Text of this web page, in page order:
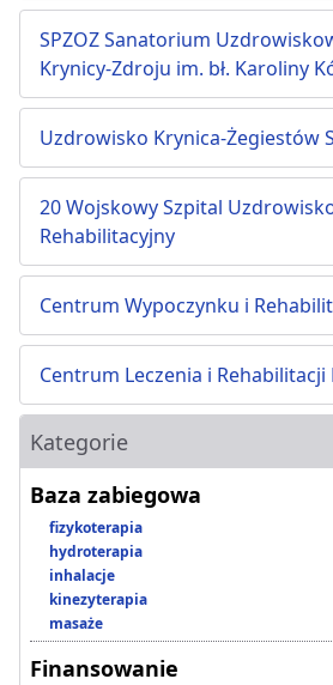
SPZOZ Sanatorium
Krynicy-Zdroju im. bł. Karoliny
Uzdrowisko Krynica-Żegiestów
20 Wojskowy Szpital
Rehabilitacyjny
Centrum Wypoczynku i
Centrum Leczenia i Rehabilitacji
Kategorie
Baza zabiegowa
fizykoterapia
hydroterapia
inhalacje
kinezyterapia
masaże
Finansowanie